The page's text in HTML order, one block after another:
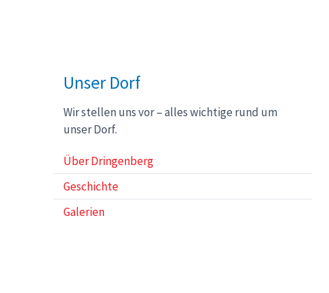
Sitemap
Unser Dorf
Wir stellen uns vor – alles wichtige rund um
unser Dorf.
Über Dringenberg
Geschichte
Galerien